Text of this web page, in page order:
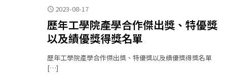
2023-08-17
歷年工學院產學合作傑出獎、特優獎
以及績優獎得獎名單
歷年工學院產學合作傑出獎、特優獎以及績優獎得獎名單
[…]